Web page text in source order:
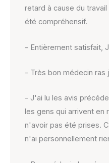
retard à cause du
été compréhensif.
- Entièrement satisfait,
- Très bon médecin ras
- J'ai lu les avis
les gens qui arrivent en
n'avoir pas été prises.
n'ai personnellement